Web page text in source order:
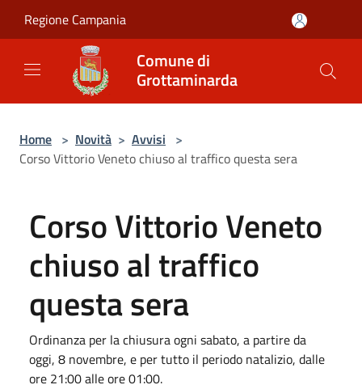
Regione Campania
Comune di
Grottaminarda
Home > Novità > Avvisi >
Corso Vittorio Veneto chiuso al traffico questa sera
Corso Vittorio Veneto
chiuso al traffico
questa sera
Ordinanza per la chiusura ogni sabato, a partire da
oggi, 8 novembre, e per tutto il periodo natalizio, dalle
ore 21:00 alle ore 01:00.